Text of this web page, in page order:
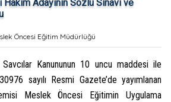
Adayının Sözlü Sınavı ve
Öncesi Eğitim Müdürlüğü
Kanununun 10 uncu maddesi ile
sayılı Resmi Gazete’de yayımlanan
Meslek Öncesi Eğitimin Uygulama